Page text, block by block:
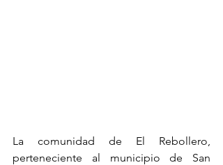
La comunidad de El Rebollero,
perteneciente al municipio de San